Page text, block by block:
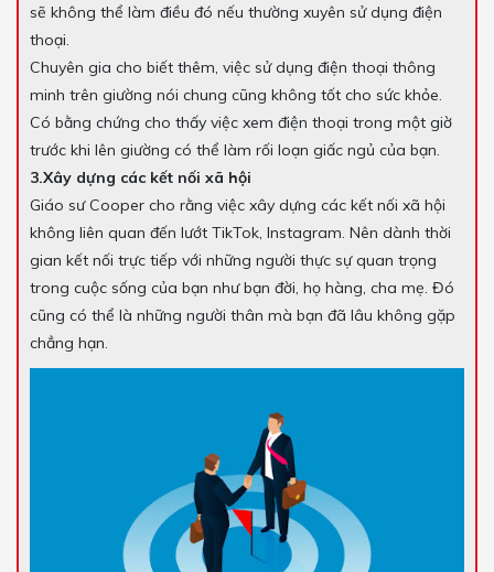
sẽ không thể làm điều đó nếu thường xuyên sử dụng điện
thoại.
Chuyên gia cho biết thêm, việc sử dụng điện thoại thông
minh trên giường nói chung cũng không tốt cho sức khỏe.
Có bằng chứng cho thấy việc xem điện thoại trong một giờ
trước khi lên giường có thể làm rối loạn giấc ngủ của bạn.
3.Xây dựng các kết nối xã hội
Giáo sư Cooper cho rằng việc xây dựng các kết nối xã hội
không liên quan đến lướt TikTok, Instagram. Nên dành thời
gian kết nối trực tiếp với những người thực sự quan trọng
trong cuộc sống của bạn như bạn đời, họ hàng, cha mẹ. Đó
cũng có thể là những người thân mà bạn đã lâu không gặp
chẳng hạn.